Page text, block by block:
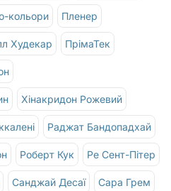
кольори Пленер
Худекар ПрімаТек
Хінакридон Рожевий
Раджат Бандопадхай
Роберт Кук Ре Сент-Пітер
Санджай Десаї Сара Грем